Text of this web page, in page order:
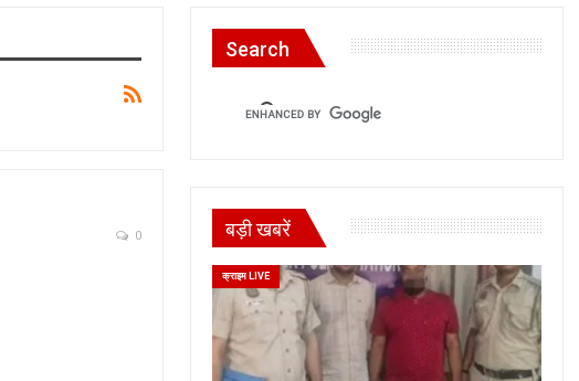
0
Search
बड़ी खबरें
क्राइम LIVE